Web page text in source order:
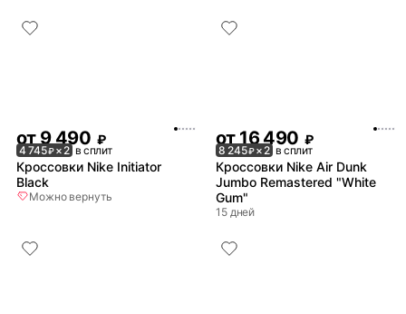
от9 490 ₽
4 745₽× 2 в сплит
Кроссовки Nike Initiator
Black
Можно вернуть
от16 490 ₽
8 245₽× 2 в сплит
Кроссовки Nike Air Dunk
Jumbo Remastered "White
Gum"
15 дней